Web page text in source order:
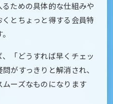
ための具体的な仕組みや
とちょっと得する会員特
「どうすれば早くチェッ
がすっきりと解消され、
ーズなものになります